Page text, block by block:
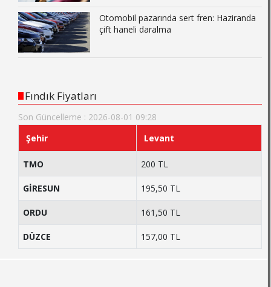
Otomobil pazarında sert fren: Haziranda
çift haneli daralma
Fındık Fiyatları
Son Güncelleme : 2026-08-01 09:28
Şehir
Levant
TMO 200 TL
GİRESUN 195,50 TL
ORDU 161,50 TL
DÜZCE 157,00 TL